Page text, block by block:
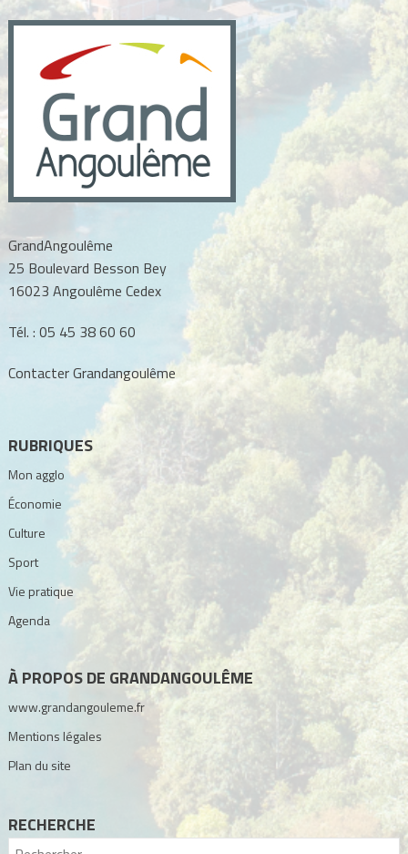
GrandAngoulême
25 Boulevard Besson Bey
16023 Angoulême Cedex
Tél. : 05 45 38 60 60
Contacter Grandangoulême
RUBRIQUES
Mon agglo
Économie
Culture
Sport
Vie pratique
Agenda
À PROPOS DE GRANDANGOULÊME
www.grandangouleme.fr
Mentions légales
Plan du site
RECHERCHE